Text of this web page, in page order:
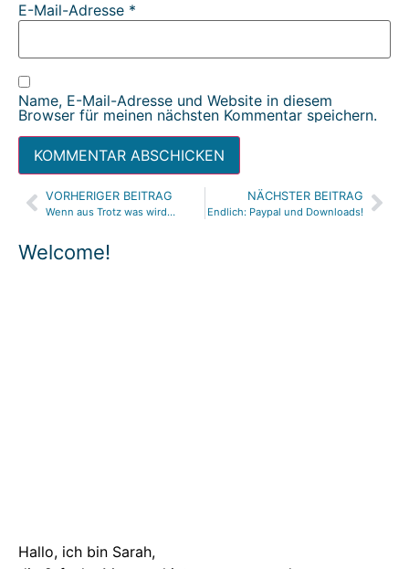
Welcome!
Hallo, ich bin Sarah,
E-Mail-Adresse *
Name, E-Mail-Adresse und Website in diesem
Browser für meinen nächsten Kommentar speichern.
Alternative:
VORHERIGER BEITRAG
Wenn aus Trotz was wird…
NÄCHSTER BEITRAG
Endlich: Paypal und Downloads!